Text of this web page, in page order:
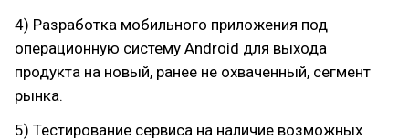
4) Разработка мобильного приложения под
операционную систему Android для выхода
продукта на новый, ранее не охваченный, сегмент
рынка.
5) Тестирование сервиса на наличие возможных